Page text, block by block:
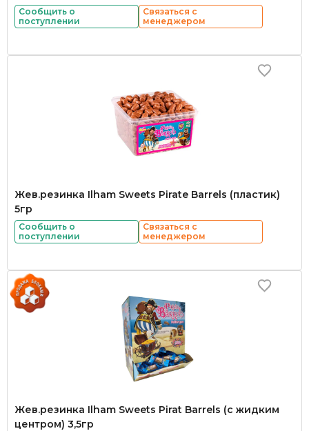
Сообщить о
поступлении
Связаться с
менеджером
Жев.резинка Ilham Sweets Pirate Barrels (пластик)
5гр
Сообщить о
поступлении
Связаться с
менеджером
Жев.резинка Ilham Sweets Pirat Barrels (с жидким
центром) 3,5гр